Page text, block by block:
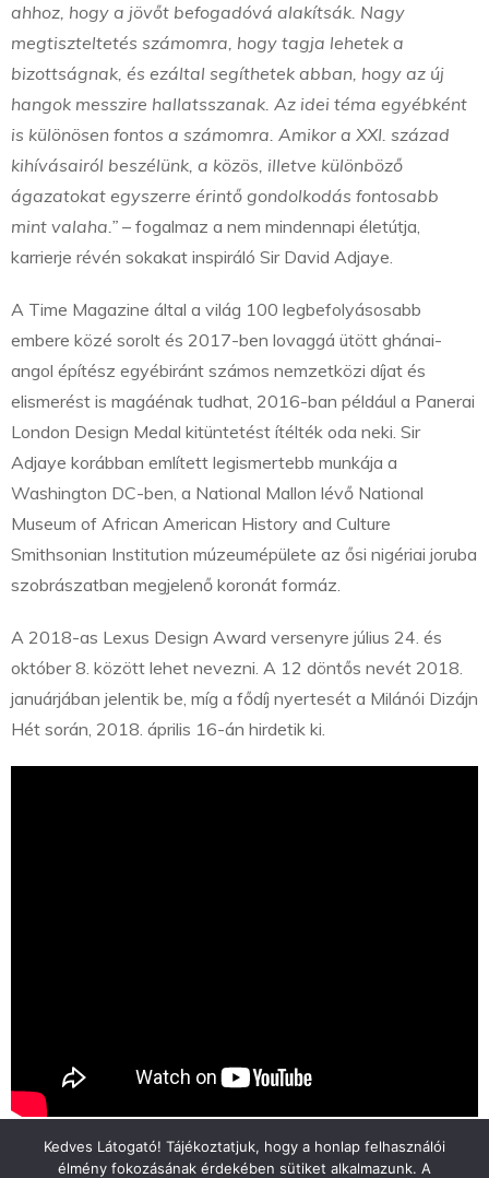
ahhoz, hogy a jövőt befogadóvá alakítsák. Nagy
megtiszteltetés számomra, hogy tagja lehetek a
bizottságnak, és ezáltal segíthetek abban, hogy az új
hangok messzire hallatsszanak. Az idei téma egyébként
is különösen fontos a számomra. Amikor a XXI. század
kihívásairól beszélünk, a közös, illetve különböző
ágazatokat egyszerre érintő gondolkodás fontosabb
mint valaha.” – fogalmaz a nem mindennapi életútja,
karrierje révén sokakat inspiráló Sir David Adjaye.
A Time Magazine által a világ 100 legbefolyásosabb
embere közé sorolt és 2017-ben lovaggá ütött ghánai-
angol építész egyébiránt számos nemzetközi díjat és
elismerést is magáénak tudhat, 2016-ban például a Panerai
London Design Medal kitüntetést ítélték oda neki. Sir
Adjaye korábban említett legismertebb munkája a
Washington DC-ben, a National Mallon lévő National
Museum of African American History and Culture
Smithsonian Institution múzeumépülete az ősi nigériai joruba
szobrászatban megjelenő koronát formáz.
A 2018-as Lexus Design Award versenyre július 24. és
október 8. között lehet nevezni. A 12 döntős nevét 2018.
januárjában jelentik be, míg a fődíj nyertesét a Milánói Dizájn
Hét során, 2018. április 16-án hirdetik ki.
Kedves Látogató! Tájékoztatjuk, hogy a honlap felhasználói
élmény fokozásának érdekében sütiket alkalmazunk. A